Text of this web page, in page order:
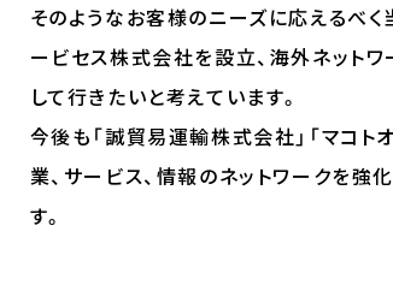
そのようなお客様のニーズに応えるべ
ービセス株式会社を設立、海外ネット
して行きたいと考えています。
今後も「誠貿易運輸株式会社」「マコ
業、サービス、情報のネットワークを強
す。